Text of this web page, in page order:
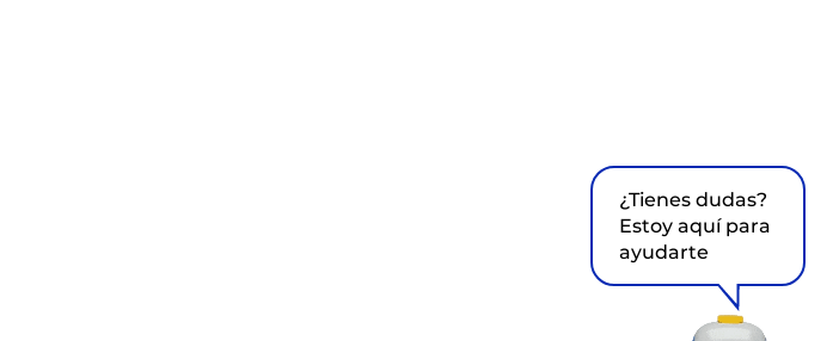
¿Tienes dudas?
Estoy aquí para
ayudarte